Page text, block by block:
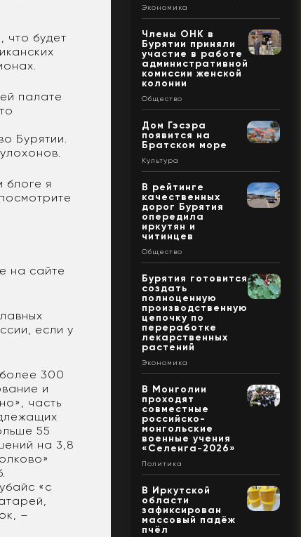
что будет
палате
Бурятии.
блоге я
на сайте
если у
300
и
часть
55
на 3,8
«с
–
Экономика
Члены ОНК в
Бурятии приняли
участие в работе
административной
комиссии женской
колонии
Общество
Дом Гэсэра
появится на
Братском море
Культура
В рейтинге
качественных
дорог Бурятия
опередила
иркутян и
читинцев
Общество
Бурятия готовится
создать
полноценную
производственную
цепочку по
переработке
лекарственных
растений
Экономика
В Монголии
проходят
совместные
российско-
монгольские
военные учения
«Селенга-2026»
Политика
В Иркутской
области
зафиксирован
массовый падёж
пчёл